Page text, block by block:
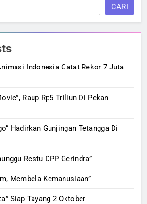
CARI
Indonesia Catat Rekor 7 Juta
Raup Rp5 Triliun Di Pekan
Hadirkan Gunjingan Tetangga Di
Restu DPP Gerindra”
Membela Kemanusiaan”
Siap Tayang 2 Oktober